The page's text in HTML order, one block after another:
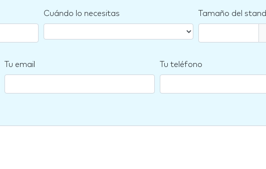
Cuándo lo necesitas Tamaño del stand
Tu email Tu teléfono